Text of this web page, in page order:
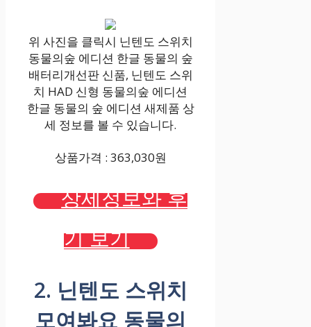
위 사진을 클릭시 닌텐도 스위치
동물의숲 에디션 한글 동물의 숲
배터리개선판 신품, 닌텐도 스위
치 HAD 신형 동물의숲 에디션
한글 동물의 숲 에디션 새제품 상
세 정보를 볼 수 있습니다.
상품가격 : 363,030원
상세정보와 후
기 보기
2. 닌텐도 스위치
모여봐요 동물의